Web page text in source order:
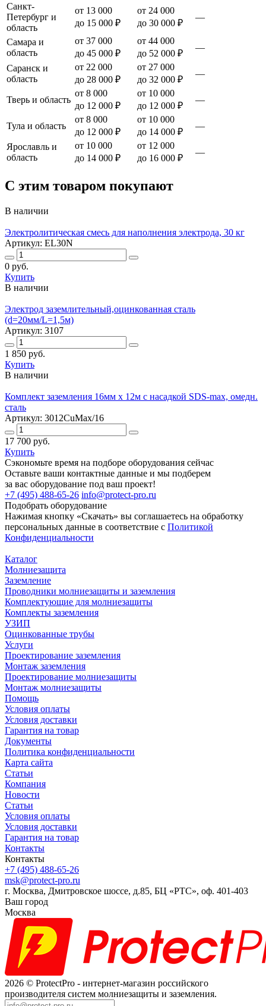
Санкт-
Петербург и
область
от 13 000
до 15 000 ₽
от 24 000
до 30 000 ₽
—
Самара и
область
от 37 000
до 45 000 ₽
от 44 000
до 52 000 ₽
—
Саранск и
область
от 22 000
до 28 000 ₽
от 27 000
до 32 000 ₽
—
Тверь и область
от 8 000
до 12 000 ₽
от 10 000
до 12 000 ₽
—
Тула и область
от 8 000
до 12 000 ₽
от 10 000
до 14 000 ₽
—
Ярославль и
область
от 10 000
до 14 000 ₽
от 12 000
до 16 000 ₽
—
С этим товаром покупают
В наличии
Электролитическая смесь для наполнения электрода, 30 кг
Артикул: EL30N
0 руб.
Купить
В наличии
Электрод заземлительный,оцинкованная сталь
(d=20мм/L=1,5м)
Артикул: 3107
1 850 руб.
Купить
В наличии
Комплект заземления 16мм х 12м с насадкой SDS-max, омедн.
сталь
Артикул: 3012CuMax/16
17 700 руб.
Купить
Сэкономьте время на подборе оборудования сейчас
Оставьте ваши контактные данные и мы подберем
за вас оборудование под ваш проект!
+7 (495) 488-65-26 info@protect-pro.ru
Подобрать оборудование
Нажимая кнопку «Скачать» вы соглашаетесь на обработку
персональных данные в соответствие с Политикой
Конфиденциальности
Каталог
Молниезащита
Заземление
Проводники молниезащиты и заземления
Комплектующие для молниезащиты
Комплекты заземления
УЗИП
Оцинкованные трубы
Услуги
Проектирование заземления
Монтаж заземления
Проектирование молниезащиты
Монтаж молниезащиты
Помощь
Условия оплаты
Условия доставки
Гарантия на товар
Документы
Политика конфиденциальности
Карта сайта
Статьи
Компания
Новости
Статьи
Условия оплаты
Условия доставки
Гарантия на товар
Контакты
Контакты
+7 (495) 488-65-26
msk@protect-pro.ru
г. Москва, Дмитровское шоссе, д.85, БЦ «РТС», оф. 401-403
Ваш город
Москва
2026 © ProtectPro - интернет-магазин российского
производителя систем молниезащиты и заземления.